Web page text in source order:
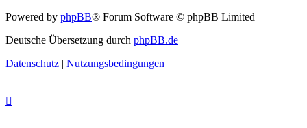
Powered by phpBB® Forum Software © phpBB Limited
Deutsche Übersetzung durch phpBB.de
Datenschutz | Nutzungsbedingungen